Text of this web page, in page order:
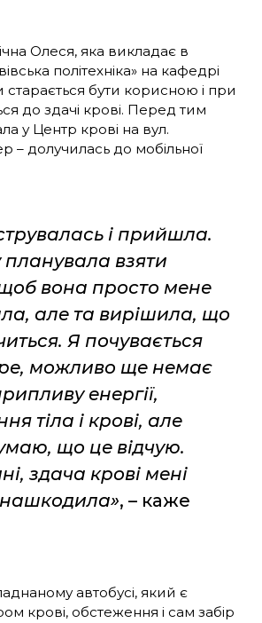
Олеся, яка викладає в
політехніка» на кафедрі
бути корисною і при
до здачі крові. Перед тим
у Центр крові на вул.
– долучилась до мобільної
і прийшла.
планувала взяти
вона просто мене
але та вирішила, що
Я почувається
можливо ще немає
енергії,
тіла і крові, але
що це відчую.
здача крові мені
, – каже
автобусі, який є
крові, обстеження і сам забір